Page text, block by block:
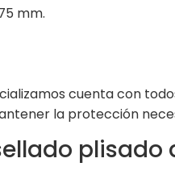
mm.
cuenta con
la protección
plisado